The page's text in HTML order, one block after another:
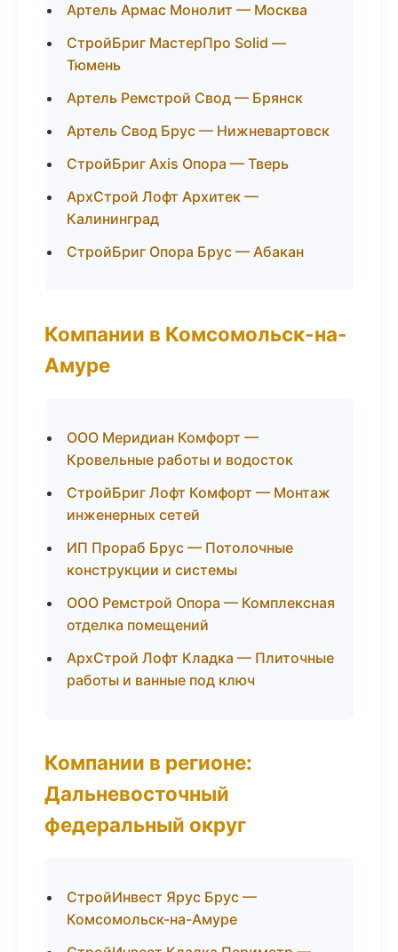
Артель Армас Монолит — Москва
СтройБриг МастерПро Solid —
Тюмень
Артель Ремстрой Свод — Брянск
Артель Свод Брус — Нижневартовск
СтройБриг Axis Опора — Тверь
АрхСтрой Лофт Архитек —
Калининград
СтройБриг Опора Брус — Абакан
Компании в Комсомольск-на-
Амуре
ООО Меридиан Комфорт —
Кровельные работы и водосток
СтройБриг Лофт Комфорт — Монтаж
инженерных сетей
ИП Прораб Брус — Потолочные
конструкции и системы
ООО Ремстрой Опора — Комплексная
отделка помещений
АрхСтрой Лофт Кладка — Плиточные
работы и ванные под ключ
Компании в регионе:
Дальневосточный
федеральный округ
СтройИнвест Ярус Брус —
Комсомольск-на-Амуре